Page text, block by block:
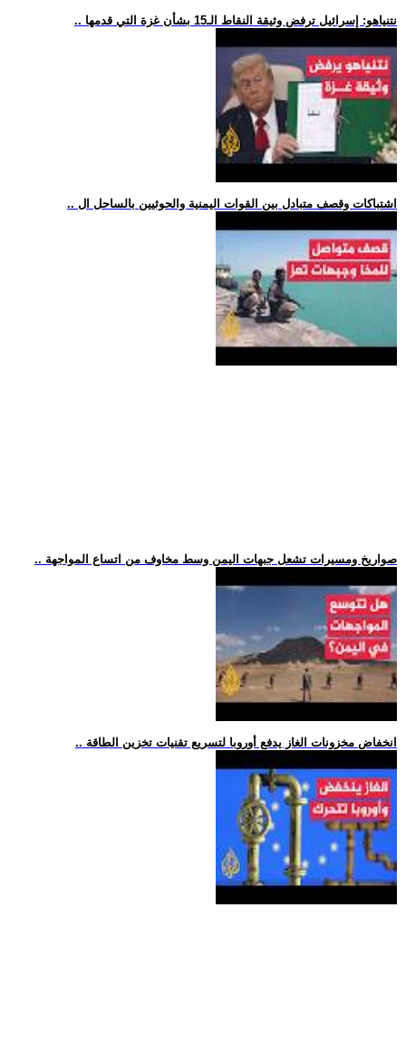
.. نتنياهو: إسرائيل ترفض وثيقة النقاط الـ15 بشأن غزة التي قدمها
.. اشتباكات وقصف متبادل بين القوات اليمنية والحوثيين بالساحل ال
.. صواريخ ومسيرات تشعل جبهات اليمن وسط مخاوف من اتساع المواجهة
.. انخفاض مخزونات الغاز يدفع أوروبا لتسريع تقنيات تخزين الطاقة